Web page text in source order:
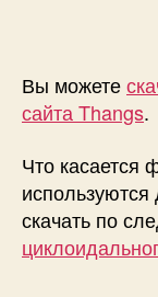
Вы можете
сайта Thangs.
Что касается
скачать по